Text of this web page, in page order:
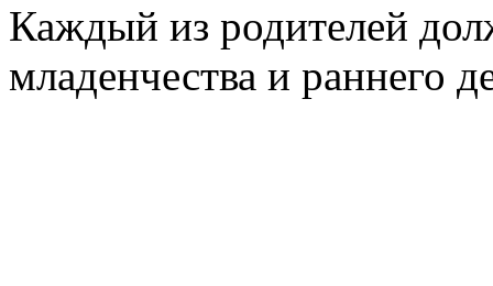
Каждый из родителей
младенчества и раннего